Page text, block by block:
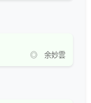
◎ 余妙雲